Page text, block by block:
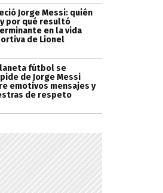
Jorge Messi: quién
por qué resultó
en la vida
de Lionel
fútbol se
de Jorge Messi
emotivos mensajes y
de respeto